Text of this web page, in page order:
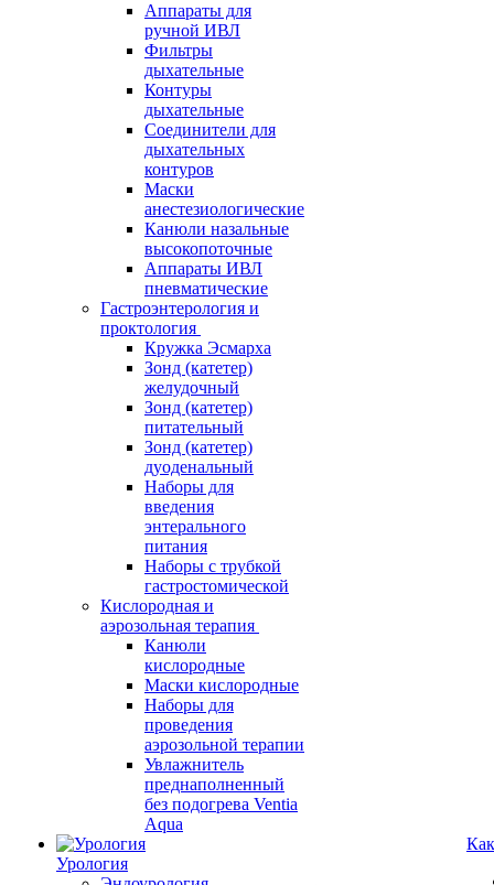
Аппараты для
ручной ИВЛ
Фильтры
дыхательные
Контуры
дыхательные
Соединители для
дыхательных
контуров
Маски
анестезиологические
Канюли назальные
высокопоточные
Аппараты ИВЛ
пневматические
Гастроэнтерология и
проктология
Кружка Эсмарха
Зонд (катетер)
желудочный
Зонд (катетер)
питательный
Зонд (катетер)
дуоденальный
Наборы для
введения
энтерального
питания
Наборы с трубкой
гастростомической
Кислородная и
аэрозольная терапия
Канюли
кислородные
Маски кислородные
Наборы для
проведения
аэрозольной терапии
Увлажнитель
преднаполненный
без подогрева Ventia
Aqua
Урология